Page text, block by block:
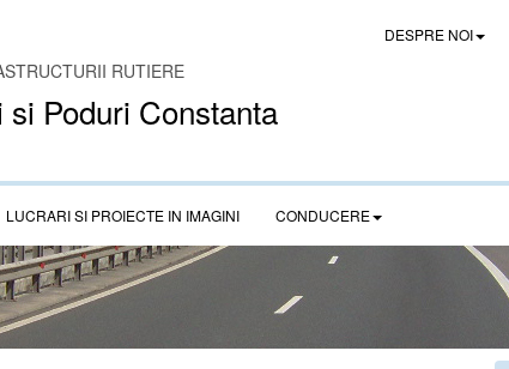
DESPRE NOI
RUTIERE
Poduri Constanta
LUCRARI SI PROIECTE IN IMAGINI CONDUCERE